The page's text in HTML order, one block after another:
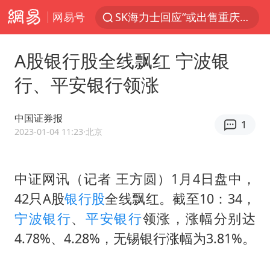
网易号
SK海力士回应“或出售重庆工厂”传闻
今日103只涨停股5只跌停股
“还不如不放假”
医疗垃圾做手机壳 这也是谋财害命
武契奇：欧洲已处于大战边缘
A股银行股全线飘红 宁波银
行、平安银行领涨
中国证券报
2023-01-04 11:23·北京
1
中证网讯（记者 王方圆）1月4日盘中，
42只A股银行股全线飘红。截至10：34，
宁波银行、平安银行领涨，涨幅分别达
4.78%、4.28%，无锡银行涨幅为3.81%。